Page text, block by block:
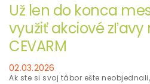
Už len do konca
využiť akciové
CEVARM
02.03.2026
Ak ste si svoj tábor ešte